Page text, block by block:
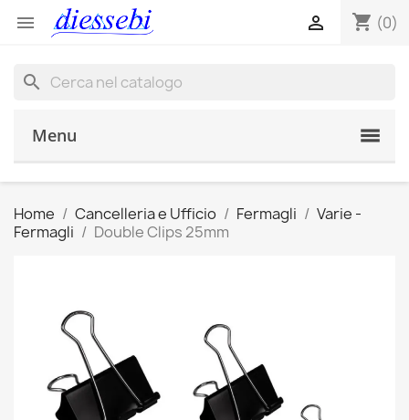
 shopping_cart (0)

search
Menu
Home Cancelleria e Ufficio Fermagli
Varie -
Fermagli
Double Clips 25mm